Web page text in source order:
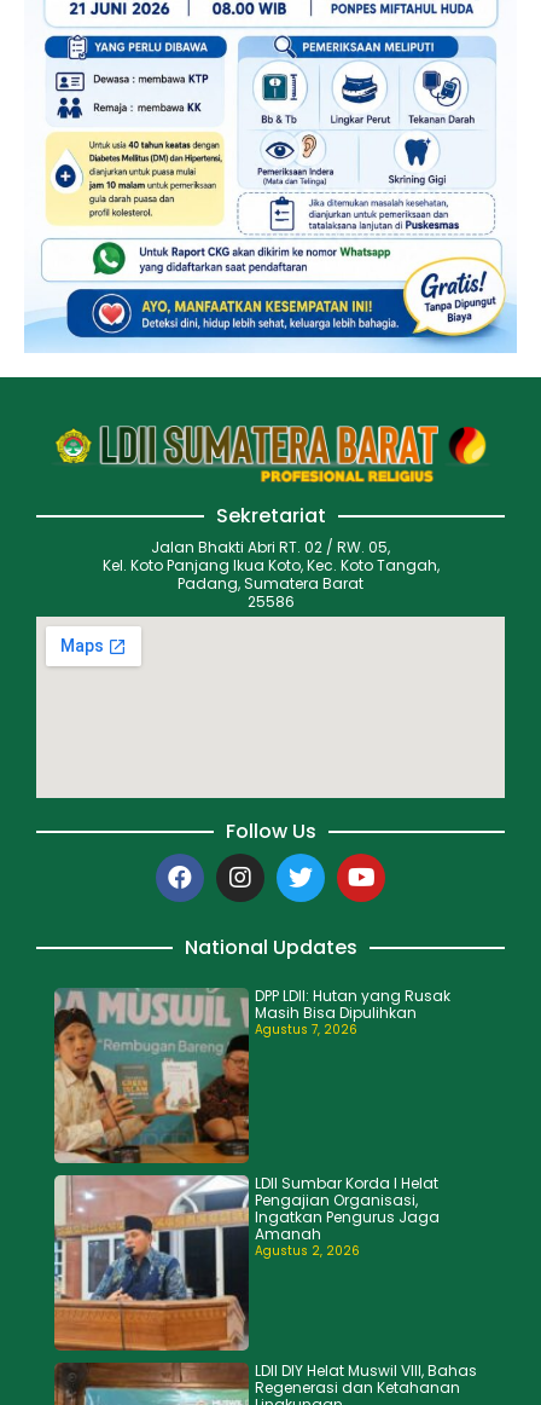
Sekretariat
Jalan Bhakti Abri RT. 02 / RW. 05,
Kel. Koto Panjang Ikua Koto, Kec. Koto Tangah,
Padang, Sumatera Barat
25586
Follow Us
National Updates
DPP LDII: Hutan yang Rusak
Masih Bisa Dipulihkan
Agustus 7, 2026
LDII Sumbar Korda I Helat
Pengajian Organisasi,
Ingatkan Pengurus Jaga
Amanah
Agustus 2, 2026
LDII DIY Helat Muswil VIII, Bahas
Regenerasi dan Ketahanan